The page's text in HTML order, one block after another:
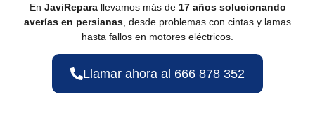
En JaviReparallevamos más de 17 años solucionando
averías en persianas , desde problemas con cintas y lamas
hasta fallos en motores eléctricos.
Llamar ahora al 666 878 352